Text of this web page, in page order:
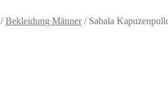
/Bekleidung Männer/ Sabala